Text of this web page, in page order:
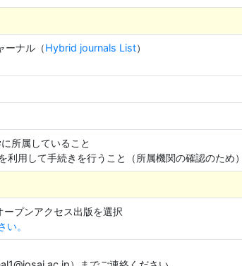
ーナル（Hybrid journals List）
所属していること
用して手続きを行うこと（所属機関の確認のため
プンアクセス出版を選択
。